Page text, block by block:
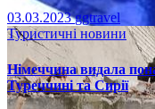
03.03.2023ggtravel
Туристичні новини
Німеччина видала
Туреччині та Сирії